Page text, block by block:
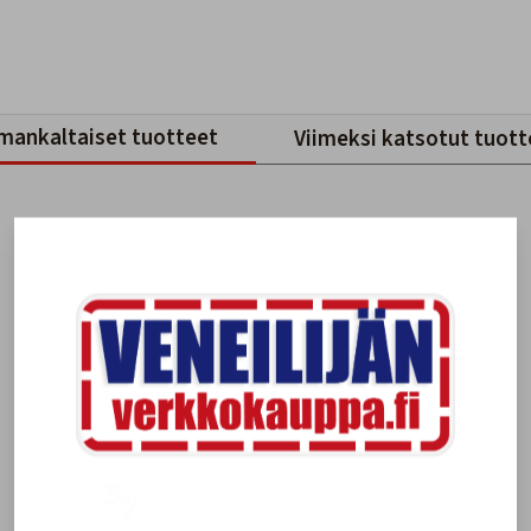
tuotteet Viimeksi katsotut